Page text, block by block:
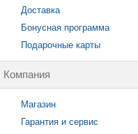
Доставка
Бонусная программа
Подарочные карты
Компания
Магазин
Гарантия и сервис